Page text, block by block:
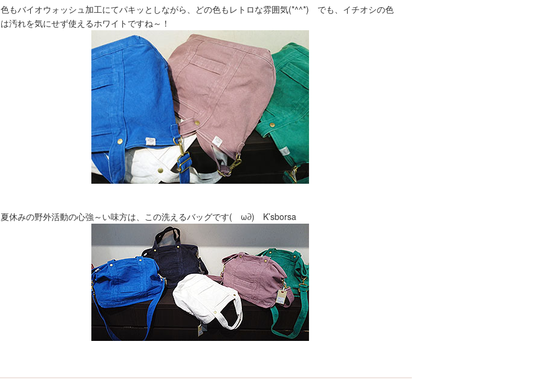
色もバイオウォッシュ加工にてパキッとしながら、どの色もレトロな雰囲気(*^^*) でも、イチオシの色
は汚れを気にせず使えるホワイトですね～！
夏休みの野外活動の心強～い味方は、この洗えるバッグです(ゝω∂) K’sborsa